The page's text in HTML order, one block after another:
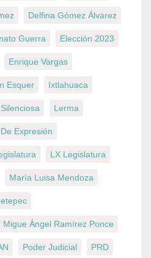
Delfina Gómez Álvarez
Guerra Elección 2023
Enrique Vargas
Esquer Ixtlahuaca
Lerma
Expresión
LX Legislatura
María Luisa Mendoza
Migue Ángel Ramírez Ponce
Poder Judicial PRD